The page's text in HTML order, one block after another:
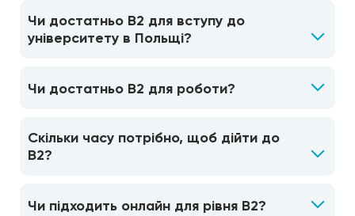
Чи достатньо B2 для вступу до
університету в Польщі?
Чи достатньо B2 для роботи?
Скільки часу потрібно, щоб дійти до
B2?
Чи підходить онлайн для рівня B2?